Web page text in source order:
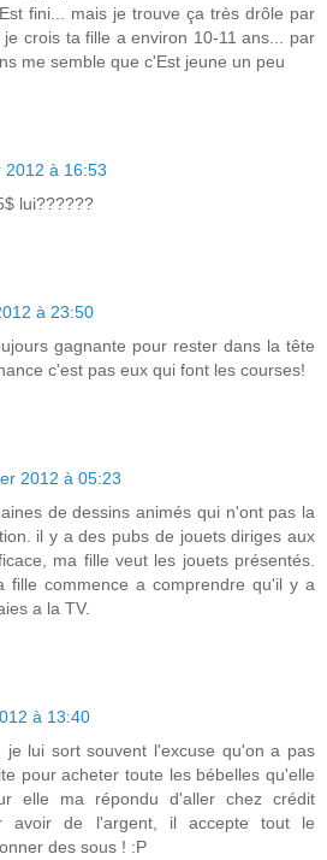
fini... mais je trouve ça très drôle par
crois ta fille a environ 10-11 ans... par
me semble que c'Est jeune un peu
2012 à 16:53
lui??????
à 23:50
gagnante pour rester dans la tête
c'est pas eux qui font les courses!
2012 à 05:23
de dessins animés qui n'ont pas la
il y a des pubs de jouets diriges aux
ma fille veut les jouets présentés.
fille commence a comprendre qu'il y a
a la TV.
à 13:40
je lui sort souvent l'excuse qu'on a pas
pour acheter toute les bébelles qu'elle
elle ma répondu d'aller chez crédit
avoir de l'argent, il accepte tout le
des sous ! :P